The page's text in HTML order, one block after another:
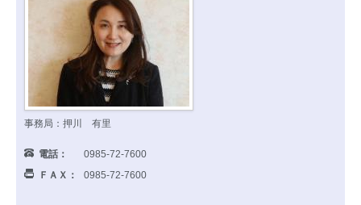
事務局：押川 有里
電話：
0985-72-7600
ＦＡＸ：
0985-72-7600